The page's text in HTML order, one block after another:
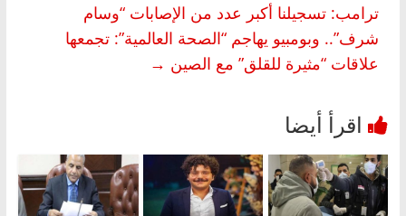
ترامب: تسجيلنا أكبر عدد من الإصابات “وسام
شرف”.. وبومبيو يهاجم “الصحة العالمية”: تجمعها
علاقات “مثيرة للقلق” مع الصين →